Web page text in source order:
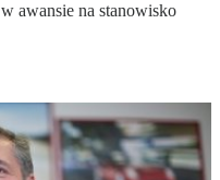
awansie na stanowisko